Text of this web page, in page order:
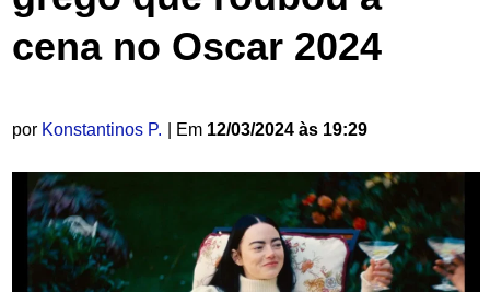
cena no Oscar 2024
por Konstantinos P. | Em 12/03/2024 às 19:29